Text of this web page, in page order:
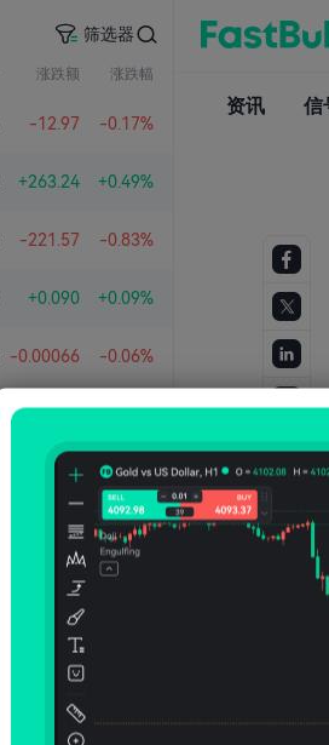
筛选器
涨跌额 涨跌幅
-12.97 -0.17%
+263.24 +0.49%
-221.57 -0.83%
+0.090 +0.09%
-0.00066 -0.06%
-0.00044
+15.38 +0.36%
+0.215 +0.29%
搜索
资讯 信